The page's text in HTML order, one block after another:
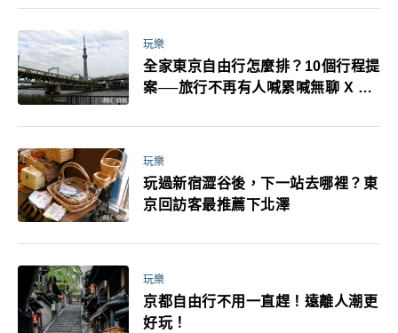
萬！注意事項一次看！
玩樂
全家東京自由行怎麼排？10個行程提
案──旅行不再有人喊累喊無聊 X 爸
玩樂
玩過新宿澀谷後，下一站去哪裡？東
京回訪客最推薦下北澤
玩樂
京都自由行不用一直趕！遠離人潮更
好玩！